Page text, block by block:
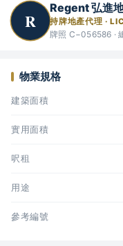
R
Regent 弘進
持牌地產代理 ·
牌照 C−056586 ·
物業規格
建築面積
實用面積
呎租
用途
參考編號